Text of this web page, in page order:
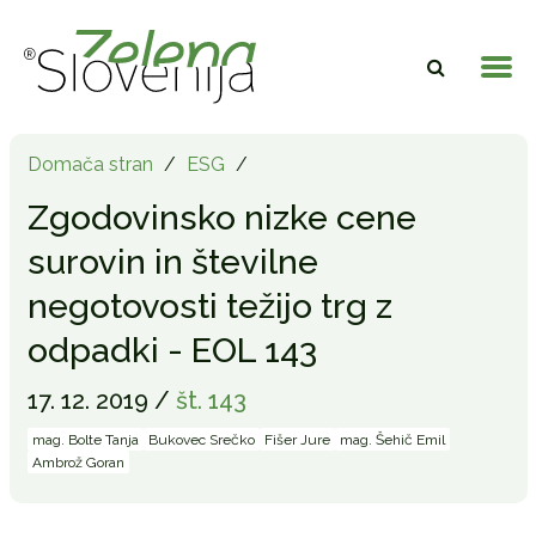
Domača stran / ESG /
Zgodovinsko nizke cene
surovin in številne
negotovosti težijo trg z
odpadki - EOL 143
17. 12. 2019 / št. 143
mag. Bolte Tanja Bukovec Srečko Fišer Jure
mag. Šehič Emil
Ambrož Goran